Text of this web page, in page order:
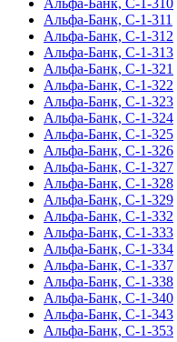
Альфа-Банк, С-1-310
Альфа-Банк, С-1-311
Альфа-Банк, С-1-312
Альфа-Банк, С-1-313
Альфа-Банк, С-1-321
Альфа-Банк, С-1-322
Альфа-Банк, С-1-323
Альфа-Банк, С-1-324
Альфа-Банк, С-1-325
Альфа-Банк, С-1-326
Альфа-Банк, С-1-327
Альфа-Банк, С-1-328
Альфа-Банк, С-1-329
Альфа-Банк, С-1-332
Альфа-Банк, С-1-333
Альфа-Банк, С-1-334
Альфа-Банк, С-1-337
Альфа-Банк, С-1-338
Альфа-Банк, С-1-340
Альфа-Банк, С-1-343
Альфа-Банк, С-1-353